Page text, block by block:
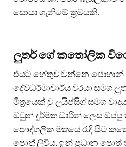
සොයා ගැනිමේ ක්‍රමයකි.
ලුතර් ගේ කතෝලික
එයට හේතුව වන්නෙ
දේවධර්මාචාර්ය වරයා සමග
මිත්‍රයෙක් වු ලයිප්සිග් සමග
ඔවුන් දුර්මත ධාරින් ලෙස
පෞද්ගලික මතයේ රැදි සිට
පොත් ලිවිය. ඉන් ප්‍රධාන